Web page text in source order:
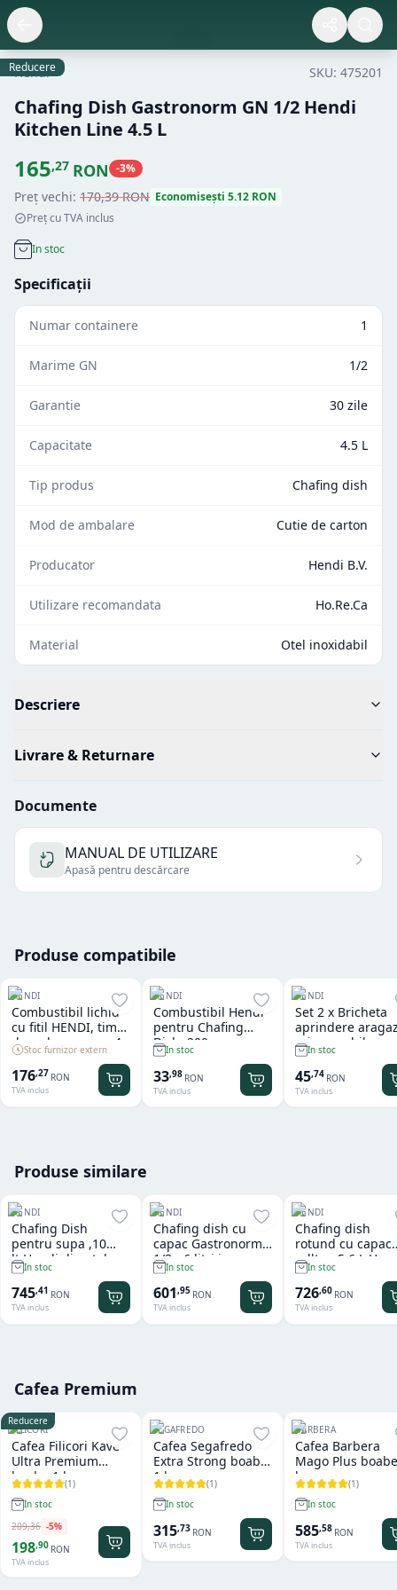
Reducere
Hendi SKU: 475201
Chafing Dish Gastronorm GN 1/2 Hendi
Kitchen Line 4.5 L
165,27 RON -3%
Preț vechi: 170,39RON Economisești 5.12 RON
Preț cu TVA inclus
In stoc
Specificații
Numar containere 1
Marime GN 1/2
Garantie 30 zile
Capacitate 4.5 L
Tip produs Chafing dish
Mod de ambalare Cutie de carton
Producator Hendi B.V.
Utilizare recomandata Ho.Re.Ca
Material Otel inoxidabil
Descriere
Livrare & Returnare
Documente
MANUAL DE UTILIZARE
Apasă pentru descărcare
Produse compatibile
HENDI
Combustibil lichid
cu fitil HENDI, timp
de ardere aprox. 4
ore, 24 buc
Stoc furnizor extern
176,27 RON
TVA inclus
HENDI
Combustibil Hendi
pentru Chafing
Dish, 200 grame,
alcool etilic natural
bio
In stoc
33,98 RON
TVA inclus
HENDI
Set 2 x Bricheta
aprindere
reincarcabila,
Hendi
In stoc
45,74 RON
TVA inclus
Produse similare
HENDI
Chafing Dish
pentru supa ,10
lt,Hendi din otel
inoxidabil cu finisaj
tip oglinda ,
ø420x(H)380mm
In stoc
745,41 RON
TVA inclus
HENDI
Chafing dish cu
capac Gastronorm
1/3 - 6 litri inox
Hendi
In stoc
601,95 RON
TVA inclus
HENDI
Chafing dish
rotund cu capac
rolltop 5.6 L
In stoc
726,60 RON
TVA inclus
Cafea Premium
Reducere
FILICORI
Cafea Filicori Kave
Ultra Premium
boabe 1 kg
(1)
In stoc
209,36 -5%
198,90 RON
TVA inclus
SEGAFREDO
Cafea Segafredo
Extra Strong boabe
1 kg
(1)
In stoc
315,73 RON
TVA inclus
BARBERA
Cafea Barbera
Mago Plus
kg
(1)
In stoc
585,58 RON
TVA inclus